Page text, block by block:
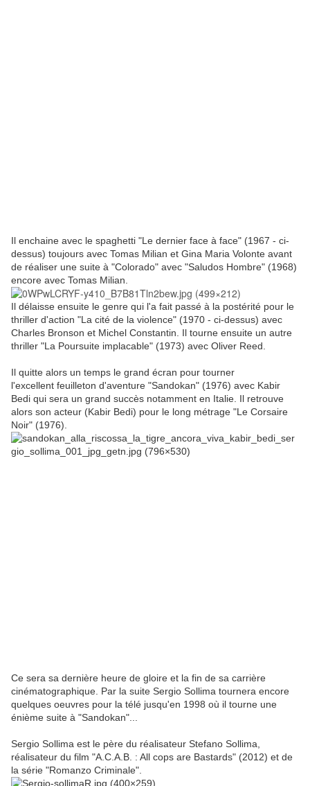
Il enchaine avec le spaghetti "Le dernier face à face" (1967 - ci-
dessus) toujours avec Tomas Milian et Gina Maria Volonte avant
de réaliser une suite à "Colorado" avec "Saludos Hombre" (1968)
encore avec Tomas Milian.
Il délaisse ensuite le genre qui l'a fait passé à la postérité pour le
thriller d'action "La cité de la violence" (1970 - ci-dessus) avec
Charles Bronson et Michel Constantin. Il tourne ensuite un autre
thriller "La Poursuite implacable" (1973) avec Oliver Reed.
Il quitte alors un temps le grand écran pour tourner
l'excellent feuilleton d'aventure "Sandokan" (1976) avec Kabir
Bedi qui sera un grand succès notamment en Italie. Il retrouve
alors son acteur (Kabir Bedi) pour le long métrage "Le Corsaire
Noir" (1976).
Ce sera sa dernière heure de gloire et la fin de sa carrière
cinématographique. Par la suite Sergio Sollima tournera encore
quelques oeuvres pour la télé jusqu'en 1998 où il tourne une
énième suite à "Sandokan"...
Sergio Sollima est le père du réalisateur Stefano Sollima,
réalisateur du film "A.C.A.B. : All cops are Bastards" (2012) et de
la série "Romanzo Criminale".